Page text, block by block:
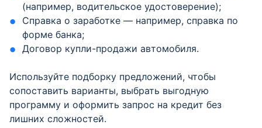
(например, водительское удостоверение);
Справка о заработке — например, справка по
форме банка;
Договор купли-продажи автомобиля.
Используйте подборку предложений, чтобы
сопоставить варианты, выбрать выгодную
программу и оформить запрос на кредит без
лишних сложностей.